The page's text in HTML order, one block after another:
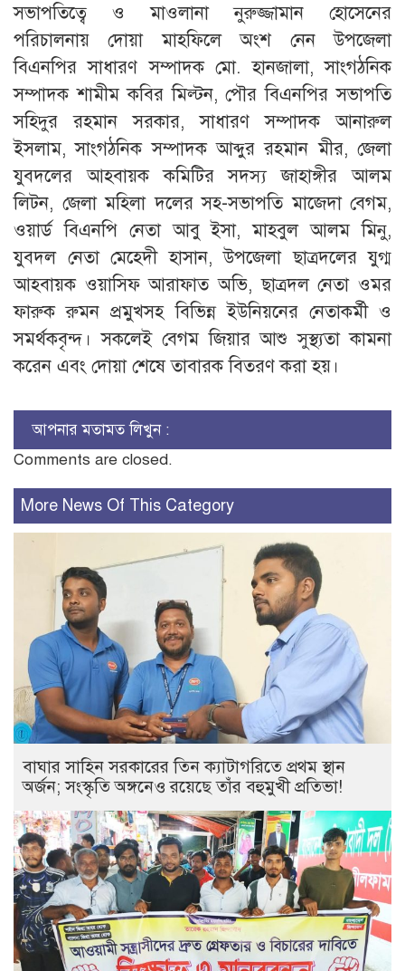
সভাপতিত্বে ও মাওলানা নুরুজ্জামান হোসেনের
পরিচালনায় দোয়া মাহফিলে অংশ নেন উপজেলা
বিএনপির সাধারণ সম্পাদক মো. হানজালা, সাংগঠনিক
সম্পাদক শামীম কবির মিল্টন, পৌর বিএনপির সভাপতি
সহিদুর রহমান সরকার, সাধারণ সম্পাদক আনারুল
ইসলাম, সাংগঠনিক সম্পাদক আব্দুর রহমান মীর, জেলা
যুবদলের আহবায়ক কমিটির সদস্য জাহাঙ্গীর আলম
লিটন, জেলা মহিলা দলের সহ-সভাপতি মাজেদা বেগম,
ওয়ার্ড বিএনপি নেতা আবু ইসা, মাহবুল আলম মিনু,
যুবদল নেতা মেহেদী হাসান, উপজেলা ছাত্রদলের যুগ্ম
আহবায়ক ওয়াসিফ আরাফাত অভি, ছাত্রদল নেতা ওমর
ফারুক রুমন প্রমুখসহ বিভিন্ন ইউনিয়নের নেতাকর্মী ও
সমর্থকবৃন্দ। সকলেই বেগম জিয়ার আশু সুস্থ্যতা কামনা
করেন এবং দোয়া শেষে তাবারক বিতরণ করা হয়।
আপনার মতামত লিখুন :
Comments are closed.
More News Of This Category
বাঘার সাহিন সরকারের তিন ক্যাটাগরিতে প্রথম স্থান
অর্জন; সংস্কৃতি অঙ্গনেও রয়েছে তাঁর বহুমুখী প্রতিভা!